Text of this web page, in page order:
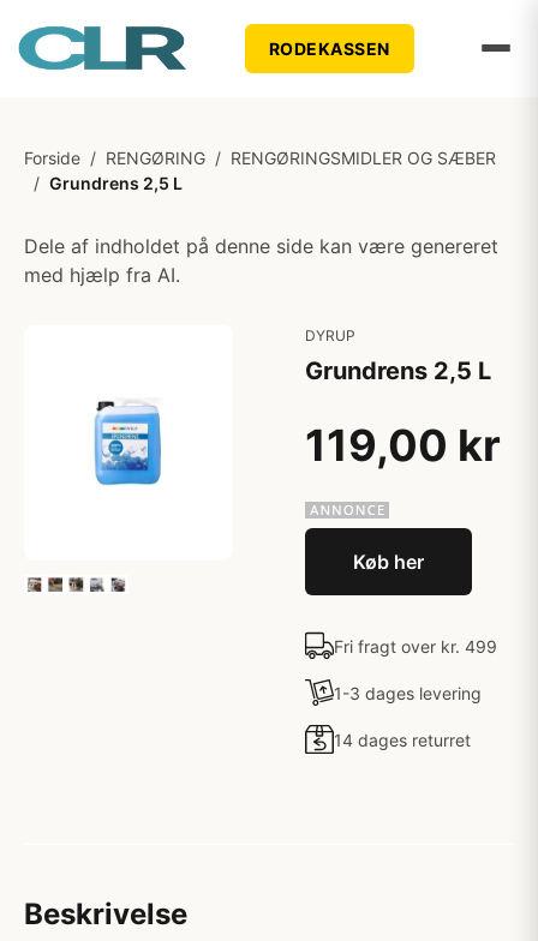
RODEKASSEN
Forside / RENGØRING / RENGØRINGSMIDLER OG SÆBER
/ Grundrens 2,5 L
Dele af indholdet på denne side kan være genereret
med hjælp fra AI.
DYRUP
Grundrens 2,5 L
119,00 kr
Køb her
Fri fragt over kr. 499
1-3 dages levering
14 dages returret
Beskrivelse